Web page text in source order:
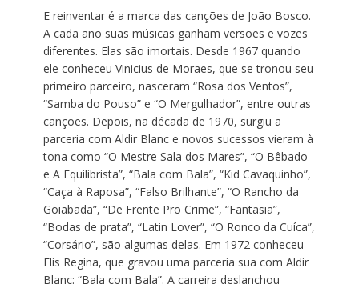
E reinventar é a marca das canções de João Bosco.
A cada ano suas músicas ganham versões e vozes
diferentes. Elas são imortais. Desde 1967 quando
ele conheceu Vinicius de Moraes, que se tronou seu
primeiro parceiro, nasceram “Rosa dos Ventos”,
“Samba do Pouso” e “O Mergulhador”, entre outras
canções. Depois, na década de 1970, surgiu a
parceria com Aldir Blanc e novos sucessos vieram à
tona como “O Mestre Sala dos Mares”, “O Bêbado
e A Equilibrista”, “Bala com Bala”, “Kid Cavaquinho”,
“Caça à Raposa”, “Falso Brilhante”, “O Rancho da
Goiabada”, “De Frente Pro Crime”, “Fantasia”,
“Bodas de prata”, “Latin Lover”, “O Ronco da Cuíca”,
“Corsário”, são algumas delas. Em 1972 conheceu
Elis Regina, que gravou uma parceria sua com Aldir
Blanc: “Bala com Bala”. A carreira deslanchou